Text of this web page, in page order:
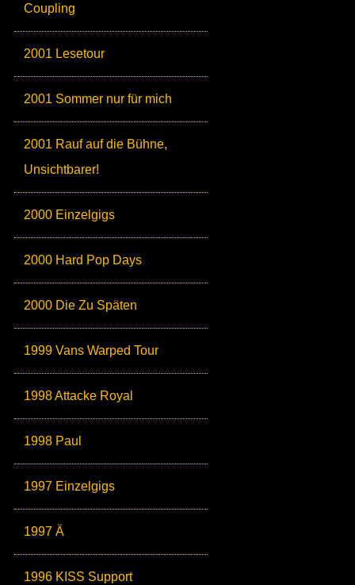
Coupling
2001 Lesetour
2001 Sommer nur für mich
2001 Rauf auf die Bühne,
Unsichtbarer!
2000 Einzelgigs
2000 Hard Pop Days
2000 Die Zu Späten
1999 Vans Warped Tour
1998 Attacke Royal
1998 Paul
1997 Einzelgigs
1997 Ä
1996 KISS Support